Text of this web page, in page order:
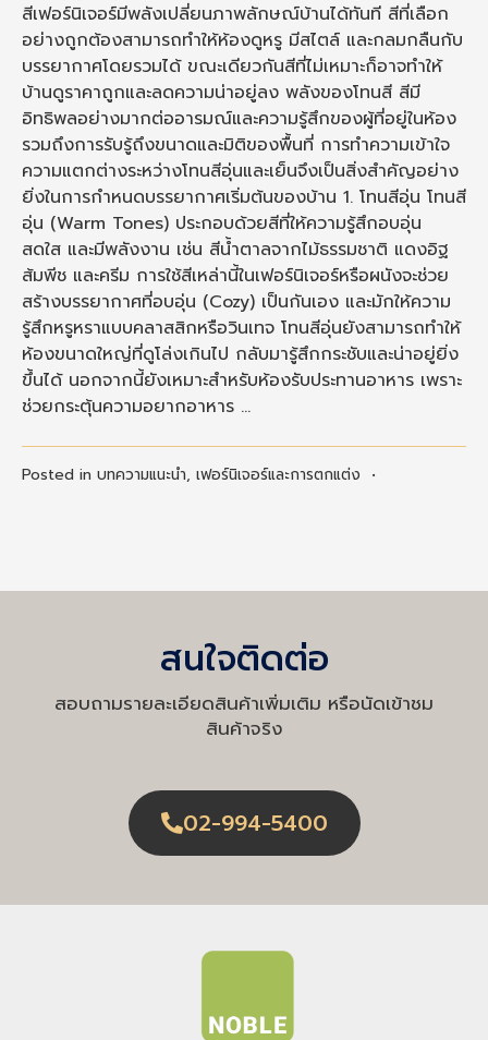
สีเฟอร์นิเจอร์มีพลังเปลี่ยนภาพลักษณ์บ้านได้ทันที สีที่เลือก
อย่างถูกต้องสามารถทำให้ห้องดูหรู มีสไตล์ และกลมกลืนกับ
บรรยากาศโดยรวมได้ ขณะเดียวกันสีที่ไม่เหมาะก็อาจทำให้
บ้านดูราคาถูกและลดความน่าอยู่ลง พลังของโทนสี สีมี
อิทธิพลอย่างมากต่ออารมณ์และความรู้สึกของผู้ที่อยู่ในห้อง
รวมถึงการรับรู้ถึงขนาดและมิติของพื้นที่ การทำความเข้าใจ
ความแตกต่างระหว่างโทนสีอุ่นและเย็นจึงเป็นสิ่งสำคัญอย่าง
ยิ่งในการกำหนดบรรยากาศเริ่มต้นของบ้าน 1. โทนสีอุ่น โทนสี
อุ่น (Warm Tones) ประกอบด้วยสีที่ให้ความรู้สึกอบอุ่น
สดใส และมีพลังงาน เช่น สีน้ำตาลจากไม้ธรรมชาติ แดงอิฐ
ส้มพีช และครีม การใช้สีเหล่านี้ในเฟอร์นิเจอร์หรือผนังจะช่วย
สร้างบรรยากาศที่อบอุ่น (Cozy) เป็นกันเอง และมักให้ความ
รู้สึกหรูหราแบบคลาสสิกหรือวินเทจ โทนสีอุ่นยังสามารถทำให้
ห้องขนาดใหญ่ที่ดูโล่งเกินไป กลับมารู้สึกกระชับและน่าอยู่ยิ่ง
ขึ้นได้ นอกจากนี้ยังเหมาะสำหรับห้องรับประทานอาหาร เพราะ
ช่วยกระตุ้นความอยากอาหาร …
Posted in บทความแนะนำ, เฟอร์นิเจอร์และการตกแต่ง •
สนใจติดต่อ
สอบถามรายละเอียดสินค้าเพิ่มเติม หรือนัดเข้าชม
สินค้าจริง
02-994-5400